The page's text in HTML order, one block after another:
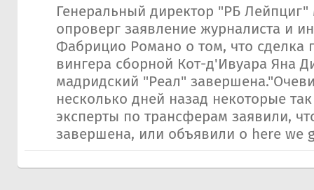
Генеральный директор "РБ
опроверг заявление журналиста и
Фабрицио Романо о том, что сделка
вингера сборной Кот-д'Ивуара Яна
мадридский "Реал"
несколько дней назад некоторые
эксперты по трансферам заявили,
завершена, или объявили о here we